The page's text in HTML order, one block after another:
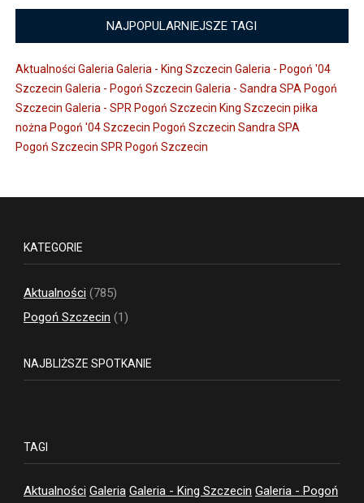
NAJPOPULARNIEJSZE TAGI
Aktualności Galeria Galeria - King Szczecin Galeria - Pogoń '04
Szczecin Galeria - Pogoń Szczecin Galeria - Sandra SPA Pogoń
Szczecin Galeria - SPR Pogoń Szczecin King Szczecin piłka
nożna Pogoń '04 Szczecin Pogoń Szczecin Sandra SPA
Pogoń Szczecin SPR Pogoń Szczecin
KATEGORIE
Aktualności (785)
Pogoń Szczecin (1)
NAJBLIŻSZE SPOTKANIE
TAGI
Aktualności Galeria Galeria - King Szczecin Galeria - Pogoń